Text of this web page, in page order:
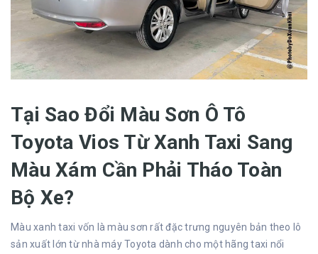
Tại Sao Đổi Màu Sơn Ô Tô
Toyota Vios Từ Xanh Taxi Sang
Màu Xám Cần Phải Tháo Toàn
Bộ Xe?
Màu xanh taxi vốn là màu sơn rất đặc trưng nguyên bản theo lô
sản xuất lớn từ nhà máy Toyota dành cho một hãng taxi nổi